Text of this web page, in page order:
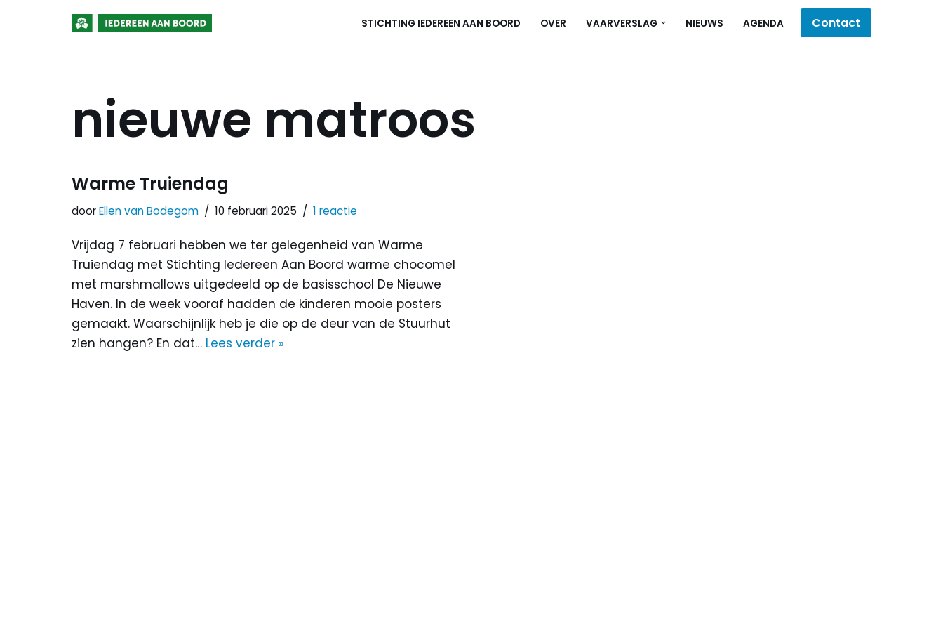
STICHTING IEDEREEN AAN BOORD OVER VAARVERSLAG NIEUWS AGENDA Contact
nieuwe matroos
Warme Truiendag
doorEllen van Bodegom 10 februari 2025 1 reactie
Vrijdag 7 februari hebben we ter gelegenheid van Warme
Truiendag met Stichting Iedereen Aan Boord warme chocomel
met marshmallows uitgedeeld op de basisschool De Nieuwe
Haven. In de week vooraf hadden de kinderen mooie posters
gemaakt. Waarschijnlijk heb je die op de deur van de Stuurhut
zien hangen? En dat… Lees verder »